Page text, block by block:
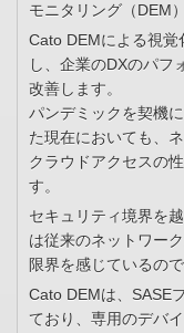
モニタリング（DEM
Cato DEMによる視覚
し、企業のDXのパフ
改善します。
パンデミックを契機
た現在においても、
クラウドアクセスの
す。
セキュリティ境界を
は従来のネットワー
限界を感じているの
Cato DEMは、SASE
ており、専用のデバ